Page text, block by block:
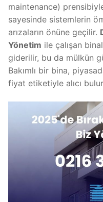
maintenance)
sayesinde sistemlerin
arızaların önüne geçilir.
Yönetim ile çalışan
giderilir, bu da mülkün
Bakımlı bir bina,
fiyat etiketiyle alıcı